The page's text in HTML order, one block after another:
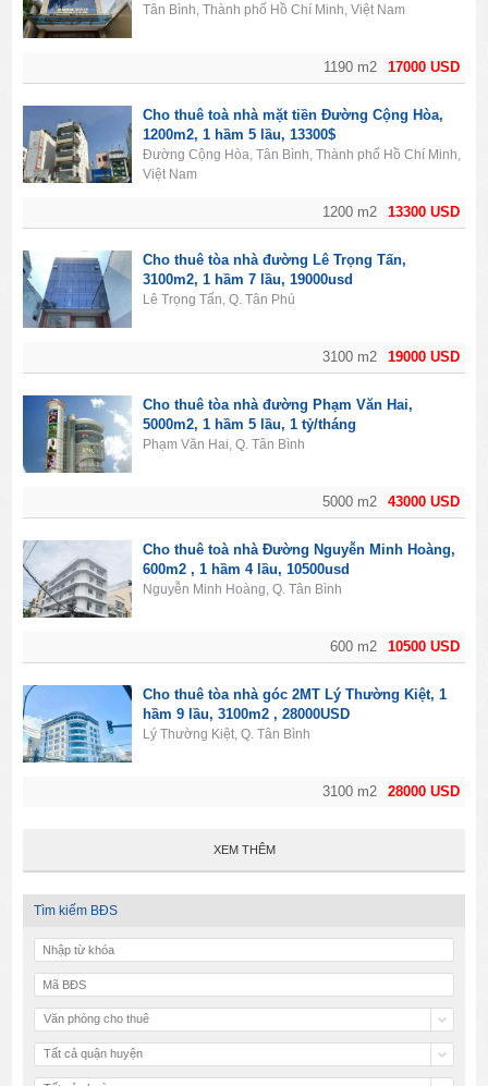
17000 USD
1190 m2
Tân Bình, Thành phố Hồ Chí Minh, Việt Nam
13300 USD
1200 m2
Cho thuê toà nhà mặt tiền Đường Cộng Hòa,
1200m2, 1 hầm 5 lầu, 13300$
Đường Cộng Hòa, Tân Bình, Thành phố Hồ Chí Minh,
Việt Nam
19000 USD
3100 m2
Cho thuê tòa nhà đường Lê Trọng Tấn,
3100m2, 1 hầm 7 lầu, 19000usd
Lê Trọng Tấn, Q. Tân Phú
43000 USD
5000 m2
Cho thuê tòa nhà đường Phạm Văn Hai,
5000m2, 1 hầm 5 lầu, 1 tỷ/tháng
Phạm Văn Hai, Q. Tân Bình
10500 USD
600 m2
Cho thuê toà nhà Đường Nguyễn Minh Hoàng,
600m2 , 1 hầm 4 lầu, 10500usd
Nguyễn Minh Hoàng, Q. Tân Bình
28000 USD
3100 m2
Cho thuê tòa nhà góc 2MT Lý Thường Kiệt, 1
hầm 9 lầu, 3100m2 , 28000USD
Lý Thường Kiệt, Q. Tân Bình
XEM THÊM
Tìm kiếm BĐS
Văn phòng cho thuê
Tất cả quận huyện